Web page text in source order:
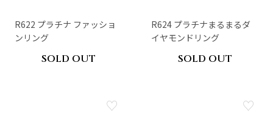
R622 プラチナ ファッショ
ンリング
SOLD OUT
R624 プラチナまるまるダ
イヤモンドリング
SOLD OUT